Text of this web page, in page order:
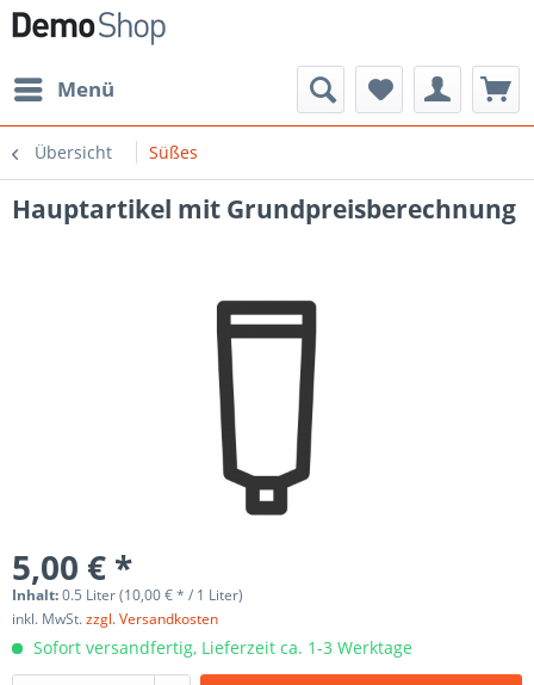
Menü
Übersicht Süßes
Hauptartikel mit Grundpreisberechnung
5,00 € *
Inhalt:0.5 Liter (10,00 € * / 1 Liter)
inkl. MwSt.zzgl. Versandkosten
Sofort versandfertig, Lieferzeit ca. 1-3 Werktage